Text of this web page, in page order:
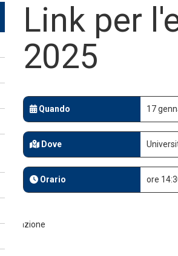
Link per
2025
Quando 17
Dove
Orario ore